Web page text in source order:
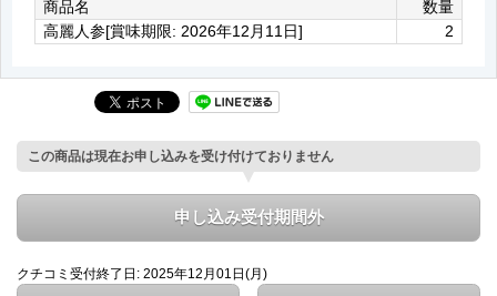
商品名
数量
高麗人参[賞味期限: 2026年12月11日]
2
この商品は現在お申し込みを受け付けておりません
申し込み受付期間外
クチコミ受付終了日: 2025年12月01日(月)